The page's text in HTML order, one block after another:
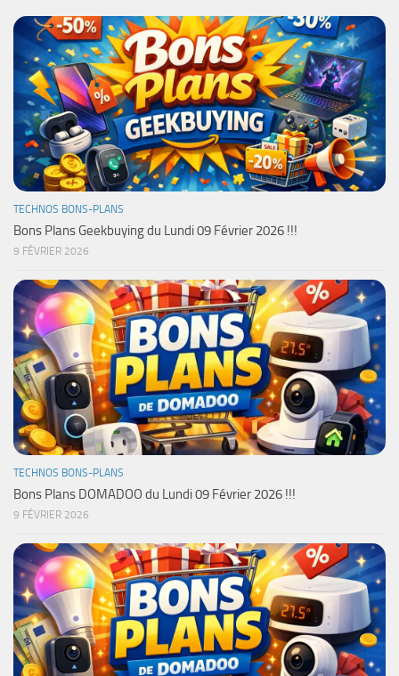
TECHNOS BONS-PLANS
Bons Plans Geekbuying du Lundi 09 Février 2026 !!!
9 FÉVRIER 2026
TECHNOS BONS-PLANS
Bons Plans DOMADOO du Lundi 09 Février 2026 !!!
9 FÉVRIER 2026